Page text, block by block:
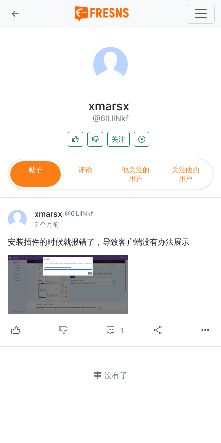
xmarsx
@6lLIlNkf
关注
帖子 评论
他关注的
用户
关注他的
用户
xmarsx @6lLIlNkf
7 个月前
安装插件的时候就报错了，导致客户端没有办法展示
1
没有了